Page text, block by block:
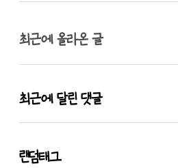
최근에 올라온 글
최근에 달린 댓글
랜덤태그